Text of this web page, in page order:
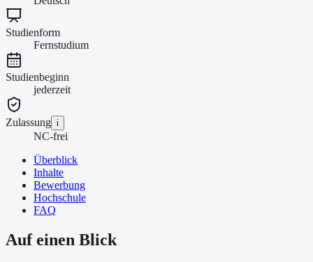
Studienform
Fernstudium
Studienbeginn
jederzeit
Zulassung i
NC-frei
Überblick
Inhalte
Bewerbung
Hochschule
FAQ
Auf einen Blick